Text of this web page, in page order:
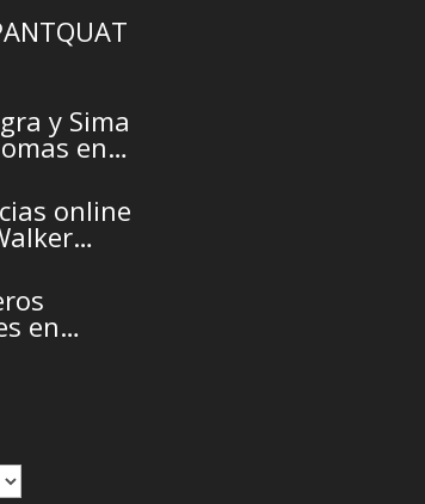
due to
y Sima
en
de
Murcia
por el
online
en